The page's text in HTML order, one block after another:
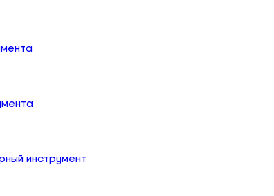
инструмент